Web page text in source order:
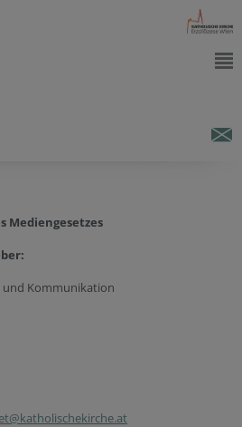
Mediengesetzes
Kommunikation